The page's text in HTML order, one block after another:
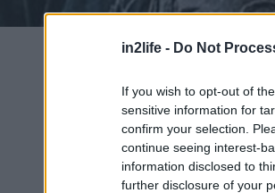
in2life - Do Not
If you wish to opt-out of
sensitive information for
confirm your selection.
continue seeing interest-
information disclosed to
further disclosure of your